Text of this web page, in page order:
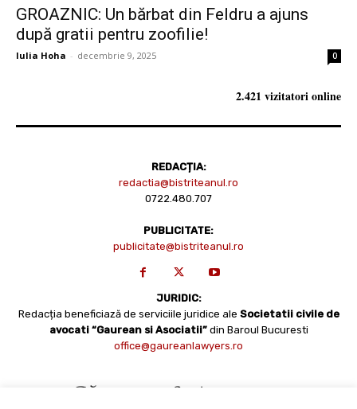
GROAZNIC: Un bărbat din Feldru a ajuns
după gratii pentru zoofilie!
Iulia Hoha - decembrie 9, 2025 0
2.421 vizitatori online
REDACȚIA:
redactia@bistriteanul.ro
0722.480.707
PUBLICITATE:
publicitate@bistriteanul.ro
JURIDIC:
Redacția beneficiază de serviciile juridice ale Societatii civile de
avocati “Gaurean si Asociatii” din Baroul Bucuresti
office@gaureanlawyers.ro